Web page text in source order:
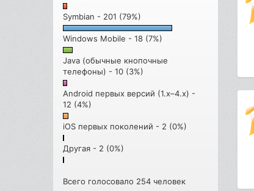
Symbian - 201 (79%)
Windows Mobile - 18 (7%)
Java (обычные кнопочные
телефоны) - 10 (3%)
Android первых версий (1.x–4.x) -
12 (4%)
iOS первых поколений - 2 (0%)
Другая - 2 (0%)
Всего голосовало 254 человек